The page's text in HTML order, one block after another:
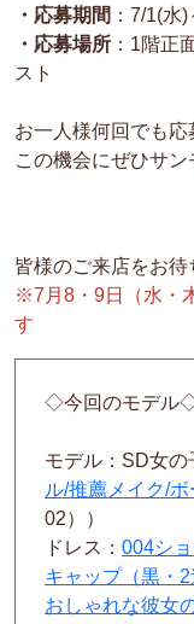
・応募期間 ：7/1(水
・応募場所 ：1階正
スト
お一人様何回でも応
この機会にぜひサ
皆様のご来店をお待
※7月8・9日（水・
す
◇今回のモデル
モデル：SD女の
ル/推薦メイク/
02））
ドレス： 004シ
キャップ（黒・2
おしゃれな彼女